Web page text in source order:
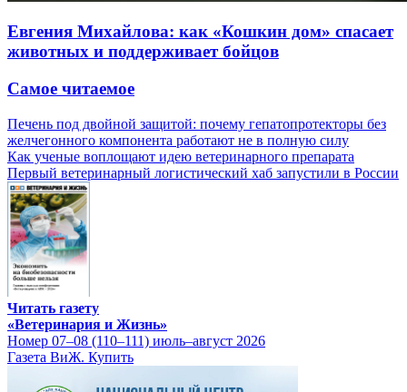
Евгения Михайлова: как «Кошкин дом» спасает
животных и поддерживает бойцов
Самое читаемое
Печень под двойной защитой: почему гепатопротекторы без
желчегонного компонента работают не в полную силу
Как ученые воплощают идею ветеринарного препарата
Первый ветеринарный логистический хаб запустили в России
Читать газету
«Ветеринария и Жизнь»
Номер 07–08 (110–111) июль–август 2026
Газета ВиЖ. Купить